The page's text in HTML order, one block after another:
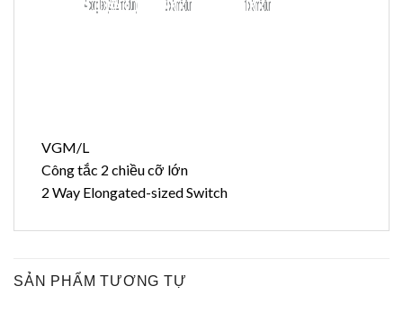
VGM/L
Công tắc 2 chiều cỡ lớn
2 Way Elongated-sized Switch
SẢN PHẨM TƯƠNG TỰ